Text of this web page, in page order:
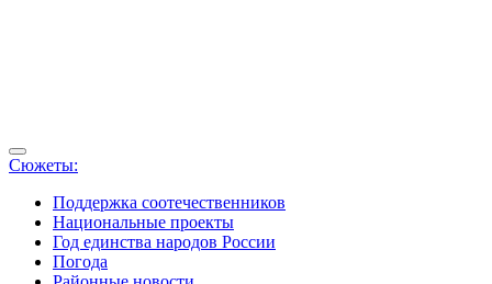
Сюжеты:
Поддержка соотечественников
Национальные проекты
Год единства народов России
Погода